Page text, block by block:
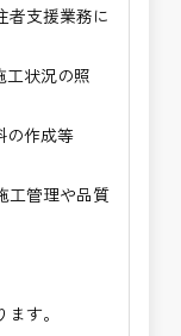
経過され
合わせくだ
途ご相談く
びくださ
者支援業務に
工状況の照
の作成等
工管理や品質
す。